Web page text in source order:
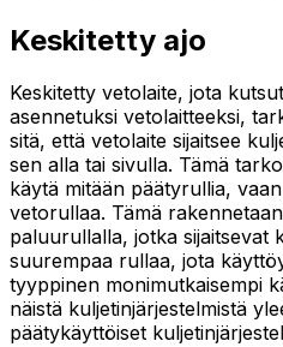
Keskitetty ajo
Keskitetty vetolaite, jota
asennetuksi vetolaitteeksi,
sitä, että vetolaite sijaitsee
sen alla tai sivulla. Tämä
käytä mitään päätyrullia,
vetorullaa. Tämä
paluurullalla, jotka sijaitsevat
suurempaa rullaa, jota
tyyppinen monimutkaisempi
näistä kuljetinjärjestelmistä
päätykäyttöiset